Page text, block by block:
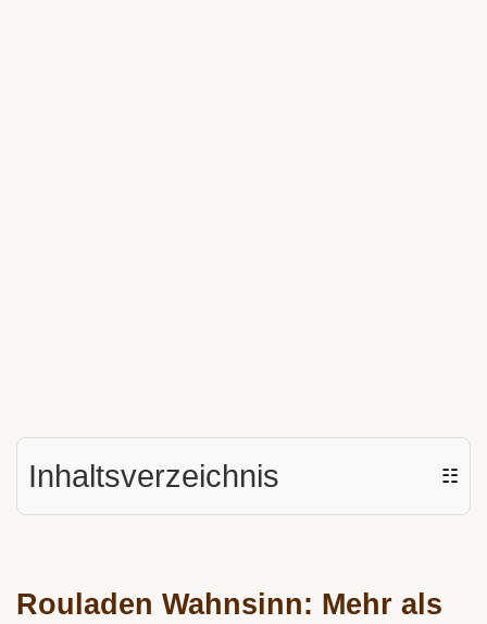
Inhaltsverzeichnis ☷
Rouladen Wahnsinn: Mehr als